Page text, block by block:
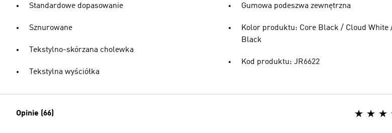
Standardowe dopasowanie
Sznurowane
Tekstylno-skórzana cholewka
Tekstylna wyściółka
Gumowa podeszwa zewnętrzna
Kolor produktu: Core Black / Cloud White
Black
Kod produktu: JR6622
Opinie (66)